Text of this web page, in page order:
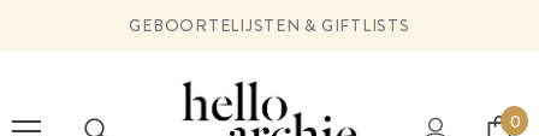
GEBOORTELIJSTEN & GIFTLISTS
0